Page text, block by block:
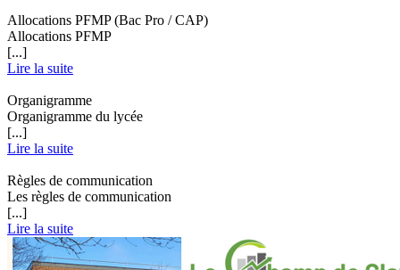
Allocations PFMP (Bac Pro / CAP)
Allocations PFMP
[...]
Lire la suite
Organigramme
Organigramme du lycée
[...]
Lire la suite
Règles de communication
Les règles de communication
[...]
Lire la suite